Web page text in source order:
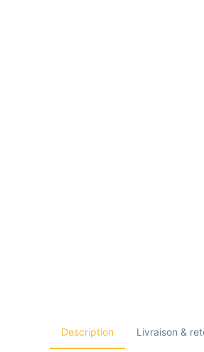
Description Livraison &